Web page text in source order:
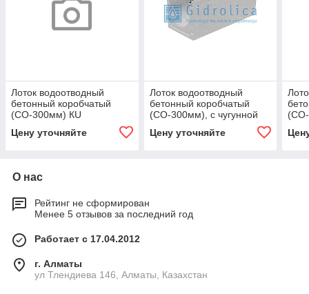
Лоток водоотводный
бетонный коробчатый
(СО-300мм) КU
100.39,9(30).34,5(27,5) -
BGU, № -10-0
Цену уточняйте
Лоток водоотводный
бетонный коробчатый
(СО-300мм), с чугунной
(30).34,5(27,5) - BGZ-S, №
Цену уточняйте
(СО-
О нас
Рейтинг не сформирован
Менее 5 отзывов за последний год
Работает с 17.04.2012
г. Алматы
ул Тлендиева 146, Алматы, Казахстан